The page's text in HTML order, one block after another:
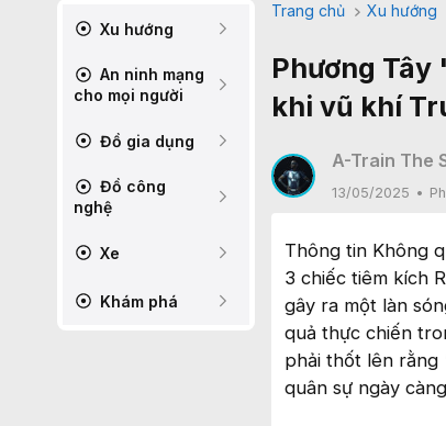
Xu hướng
An ninh mạng
cho mọi người
Đồ gia dụng
Đồ công
nghệ
Xe
Khám phá
Trang chủ Xu hướng
Phương
khi vũ khí
A-Train The
13/05/2025
Thông tin Không
3 chiếc tiêm kích
gây ra một làn
quả thực chiến
phải thốt lên rằng
quân sự ngày